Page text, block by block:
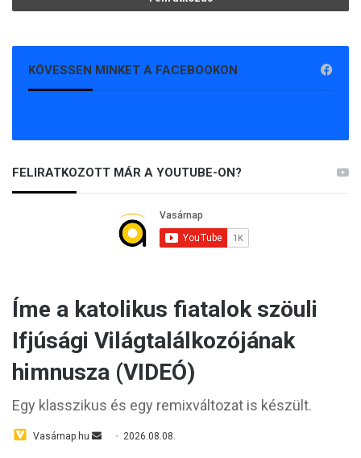
KÖVESSEN MINKET A FACEBOOKON
FELIRATKOZOTT MÁR A YOUTUBE-ON?